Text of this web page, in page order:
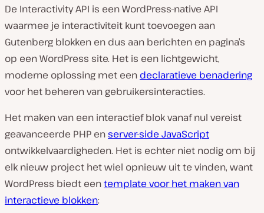
De Interactivity API is een WordPress-native API
waarmee je interactiviteit kunt toevoegen aan
Gutenberg blokken en dus aan berichten en pagina’s
op een WordPress site. Het is een lichtgewicht,
moderne oplossing met een declaratieve benadering
voor het beheren van gebruikersinteracties.
Het maken van een interactief blok vanaf nul vereist
geavanceerde PHP enserver-side JavaScript
ontwikkelvaardigheden. Het is echter niet nodig om bij
elk nieuw project het wiel opnieuw uit te vinden, want
WordPress biedt eentemplate voor het maken van
interactieve blokken: